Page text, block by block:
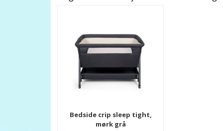
Bedside crip sleep tight,
mørk grå